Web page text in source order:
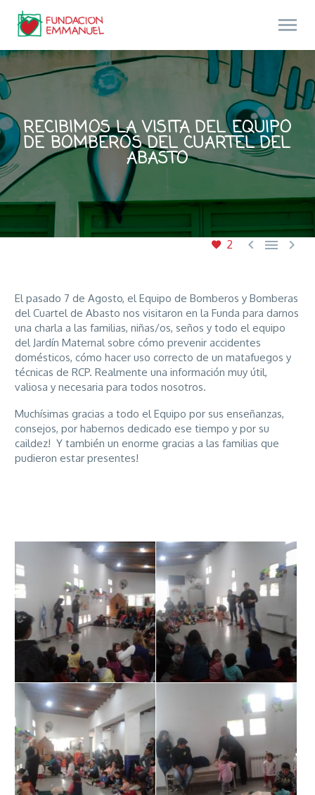
RECIBIMOS LA VISITA DEL EQUIPO
DE BOMBEROS DEL CUARTEL DEL
ABASTO
2   
El pasado 7 de Agosto, el Equipo de Bomberos y Bomberas
del Cuartel de Abasto nos visitaron en la Funda para darnos
una charla a las familias, niñas/os, seños y todo el equipo
del Jardín Maternal sobre cómo prevenir accidentes
domésticos, cómo hacer uso correcto de un matafuegos y
técnicas de RCP. Realmente una información muy útil,
valiosa y necesaria para todos nosotros.
Muchísimas gracias a todo el Equipo por sus enseñanzas,
consejos, por habernos dedicado ese tiempo y por su
caildez! Y también un enorme gracias a las familias que
pudieron estar presentes!